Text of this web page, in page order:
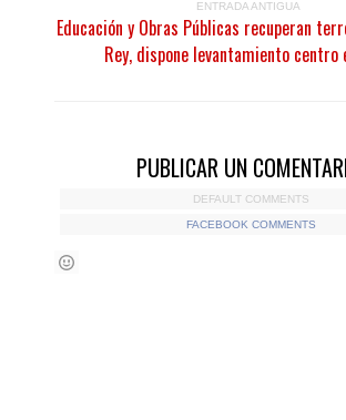
ENTRADA ANTIGUA
Educación y Obras Públicas recuperan
Rey, dispone levantamiento centro
PUBLICAR UN
DEFAULT COMMENTS
FACEBOOK COMMENTS